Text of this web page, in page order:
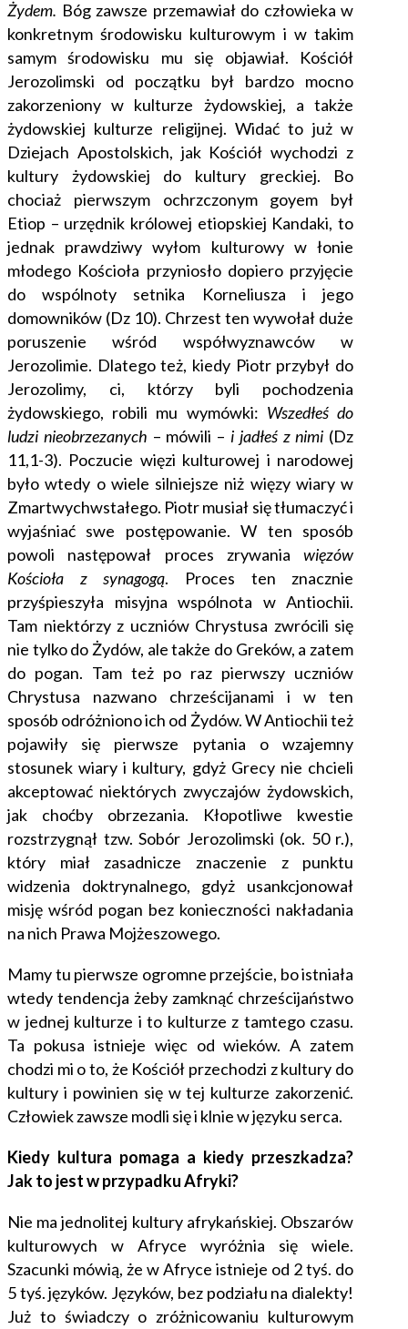
Żydem. Bóg zawsze przemawiał do człowieka w
konkretnym środowisku kulturowym i w takim
samym środowisku mu się objawiał. Kościół
Jerozolimski od początku był bardzo mocno
zakorzeniony w kulturze żydowskiej, a także
żydowskiej kulturze religijnej. Widać to już w
Dziejach Apostolskich, jak Kościół wychodzi z
kultury żydowskiej do kultury greckiej. Bo
chociaż pierwszym ochrzczonym goyem był
Etiop – urzędnik królowej etiopskiej Kandaki, to
jednak prawdziwy wyłom kulturowy w łonie
młodego Kościoła przyniosło dopiero przyjęcie
do wspólnoty setnika Korneliusza i jego
domowników (Dz 10). Chrzest ten wywołał duże
poruszenie wśród współwyznawców w
Jerozolimie. Dlatego też, kiedy Piotr przybył do
Jerozolimy, ci, którzy byli pochodzenia
żydowskiego, robili mu wymówki: Wszedłeś do
ludzi nieobrzezanych – mówili – i jadłeś z nimi (Dz
11,1-3). Poczucie więzi kulturowej i narodowej
było wtedy o wiele silniejsze niż więzy wiary w
Zmartwychwstałego. Piotr musiał się tłumaczyć i
wyjaśniać swe postępowanie. W ten sposób
powoli następował proces zrywaniawięzów
Kościoła z synagogą. Proces ten znacznie
przyśpieszyła misyjna wspólnota w Antiochii.
Tam niektórzy z uczniów Chrystusa zwrócili się
nie tylko do Żydów, ale także do Greków, a zatem
do pogan. Tam też po raz pierwszy uczniów
Chrystusa nazwano chrześcijanami i w ten
sposób odróżniono ich od Żydów. W Antiochii też
pojawiły się pierwsze pytania o wzajemny
stosunek wiary i kultury, gdyż Grecy nie chcieli
akceptować niektórych zwyczajów żydowskich,
jak choćby obrzezania. Kłopotliwe kwestie
rozstrzygnął tzw. Sobór Jerozolimski (ok. 50 r.),
który miał zasadnicze znaczenie z punktu
widzenia doktrynalnego, gdyż usankcjonował
misję wśród pogan bez konieczności nakładania
na nich Prawa Mojżeszowego.
Mamy tu pierwsze ogromne przejście, bo istniała
wtedy tendencja żeby zamknąć chrześcijaństwo
w jednej kulturze i to kulturze z tamtego czasu.
Ta pokusa istnieje więc od wieków. A zatem
chodzi mi o to, że Kościół przechodzi z kultury do
kultury i powinien się w tej kulturze zakorzenić.
Człowiek zawsze modli się i klnie w języku serca.
Kiedy kultura pomaga a kiedy przeszkadza?
Jak to jest w przypadku Afryki?
Nie ma jednolitej kultury afrykańskiej. Obszarów
kulturowych w Afryce wyróżnia się wiele.
Szacunki mówią, że w Afryce istnieje od 2 tyś. do
5 tyś. języków. Języków, bez podziału na dialekty!
Już to świadczy o zróżnicowaniu kulturowym